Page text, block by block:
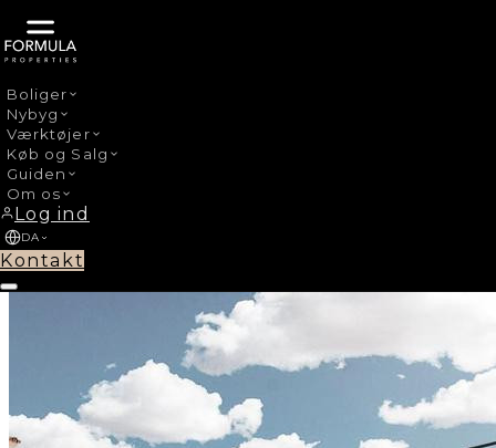
Boliger
Nybyg
Værktøjer
Køb og Salg
Guiden
Om os
Log ind
DA
Kontakt
Nybyg› Cancelada